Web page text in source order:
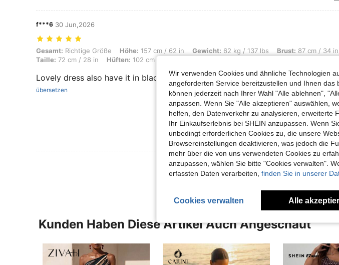
f***6 30 Jun,2026
Gesamt: Richtige Größe, Höhe: 157 cm / 62 in, Gewicht: 62 kg / 137 lbs, Brust: 87 cm / 34 in, Taille: 72 cm /
Gesamt: Richtige Größe Höhe: 157 cm / 62 in Gewicht: 62 kg / 137 lbs Brust: 87 cm / 34 in
Taille: 72 cm / 28 in Hüften: 102 cm / 40 in
Lovely dress also have it in black and brown
übersetzen
Mehr Bewertungen Ansehen
Kunden Haben Diese Artikel Auch Angeschaut
Wir verwenden Cookies und ähnliche Technologien
angeforderten Service bereitzustellen und Ihnen
können jederzeit nach Ihrer Wahl "Alle ablehnen",
anpassen. Wenn Sie "Alle akzeptieren" auswählen,
helfen, den Datenverkehr zu analysieren, erweiterte
Ihr Einkaufserlebnis bei SHEIN anzupassen. Wenn
unbedingt erforderlichen Cookies zu, die unsere
Browsereinstellungen deaktivieren, was jedoch die
mehr über die von uns verwendeten Cookies zu
anzupassen, wählen Sie bitte "Cookies verwalten".
erfassten Daten verarbeiten, finden Sie in unserer
Cookies verwalten Alle